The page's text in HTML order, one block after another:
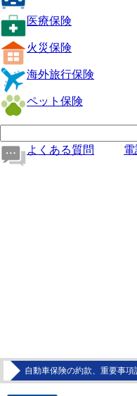
医療保険
火災保険
海外旅行保険
ペット保険
よくある質問
自動車保険の約款、重要事